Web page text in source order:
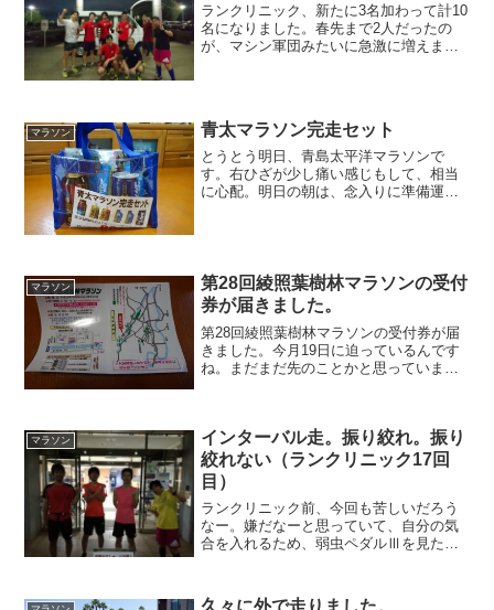
ランクリニック、新たに3名加わって計10
名になりました。春先まで2人だったの
が、マシン軍団みたいに急激に増えまし
り速い人達です...
マラソン 青太マラソン完走セット
とうとう明日、青島太平洋マラソンで
す。右ひざが少し痛い感じもして、相当
に心配。明日の朝は、念入りに準備運動
マラソン
第28回綾照葉樹林マラソンの受付
券が届きました。
第28回綾照葉樹林マラソンの受付券が届
きました。今月19日に迫っているんです
ね。まだまだ先のことかと思っていまし
ーフだったら大丈...
マラソン
インターバル走。振り絞れ。振り
絞れない（ランクリニック17回
目）
ランクリニック前、今回も苦しいだろう
なー。嫌だなーと思っていて、自分の気
合を入れるため、弱虫ペダルⅢを見た。
過ぎ、練習会場に。50分ほどウォーキン
久々に外で走りました。